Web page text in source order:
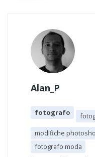
Alan_P
fotografo
modifiche
fotografo moda